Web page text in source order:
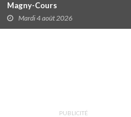
Magny-Cours
Mardi 4 août 2026
PUBLICITÉ